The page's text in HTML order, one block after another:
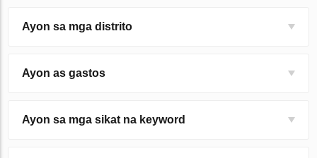
Ayon sa mga distrito
Ayon as gastos
Ayon sa mga sikat na keyword